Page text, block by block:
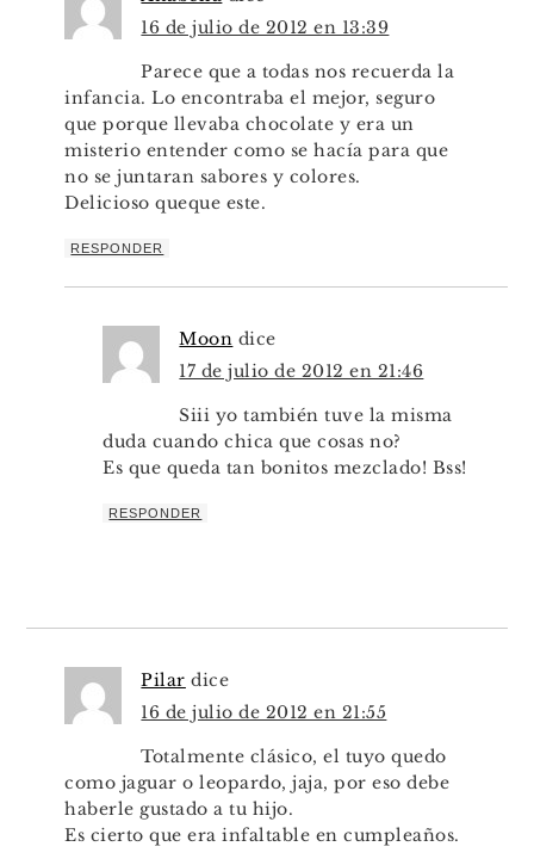
16 de julio de 2012 en 13:39
Parece que a todas nos recuerda la
infancia. Lo encontraba el mejor, seguro
que porque llevaba chocolate y era un
misterio entender como se hacía para que
no se juntaran sabores y colores.
Delicioso queque este.
RESPONDER
Moon dice
17 de julio de 2012 en 21:46
Siii yo también tuve la misma
duda cuando chica que cosas no?
Es que queda tan bonitos mezclado! Bss!
RESPONDER
Pilar dice
16 de julio de 2012 en 21:55
Totalmente clásico, el tuyo quedo
como jaguar o leopardo, jaja, por eso debe
haberle gustado a tu hijo.
Es cierto que era infaltable en cumpleaños.